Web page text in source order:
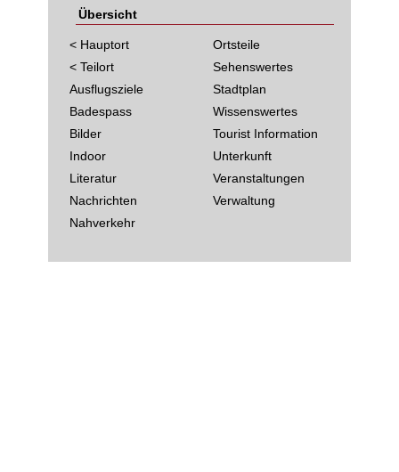
Übersicht
< Hauptort
< Teilort
Ausflugsziele
Badespass
Bilder
Indoor
Literatur
Nachrichten
Nahverkehr
Ortsteile
Sehenswertes
Stadtplan
Wissenswertes
Tourist Information
Unterkunft
Veranstaltungen
Verwaltung